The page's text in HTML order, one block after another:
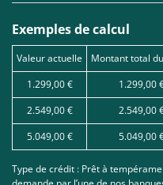
Exemples de calcul
Valeur actuelle Montant total
1.299,00 €
1.299,00
2.549,00 €
2.549,00
5.049,00 €
5.049,00
Type de crédit : Prêt à